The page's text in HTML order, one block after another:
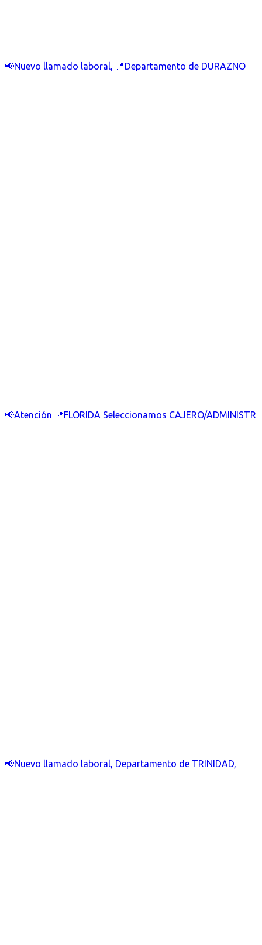
📢Nuevo llamado laboral, 📍Departamento de DURAZNO
📢Atención 📍FLORIDA Seleccionamos CAJERO/ADMINISTR
📢Nuevo llamado laboral, Departamento de TRINIDAD,